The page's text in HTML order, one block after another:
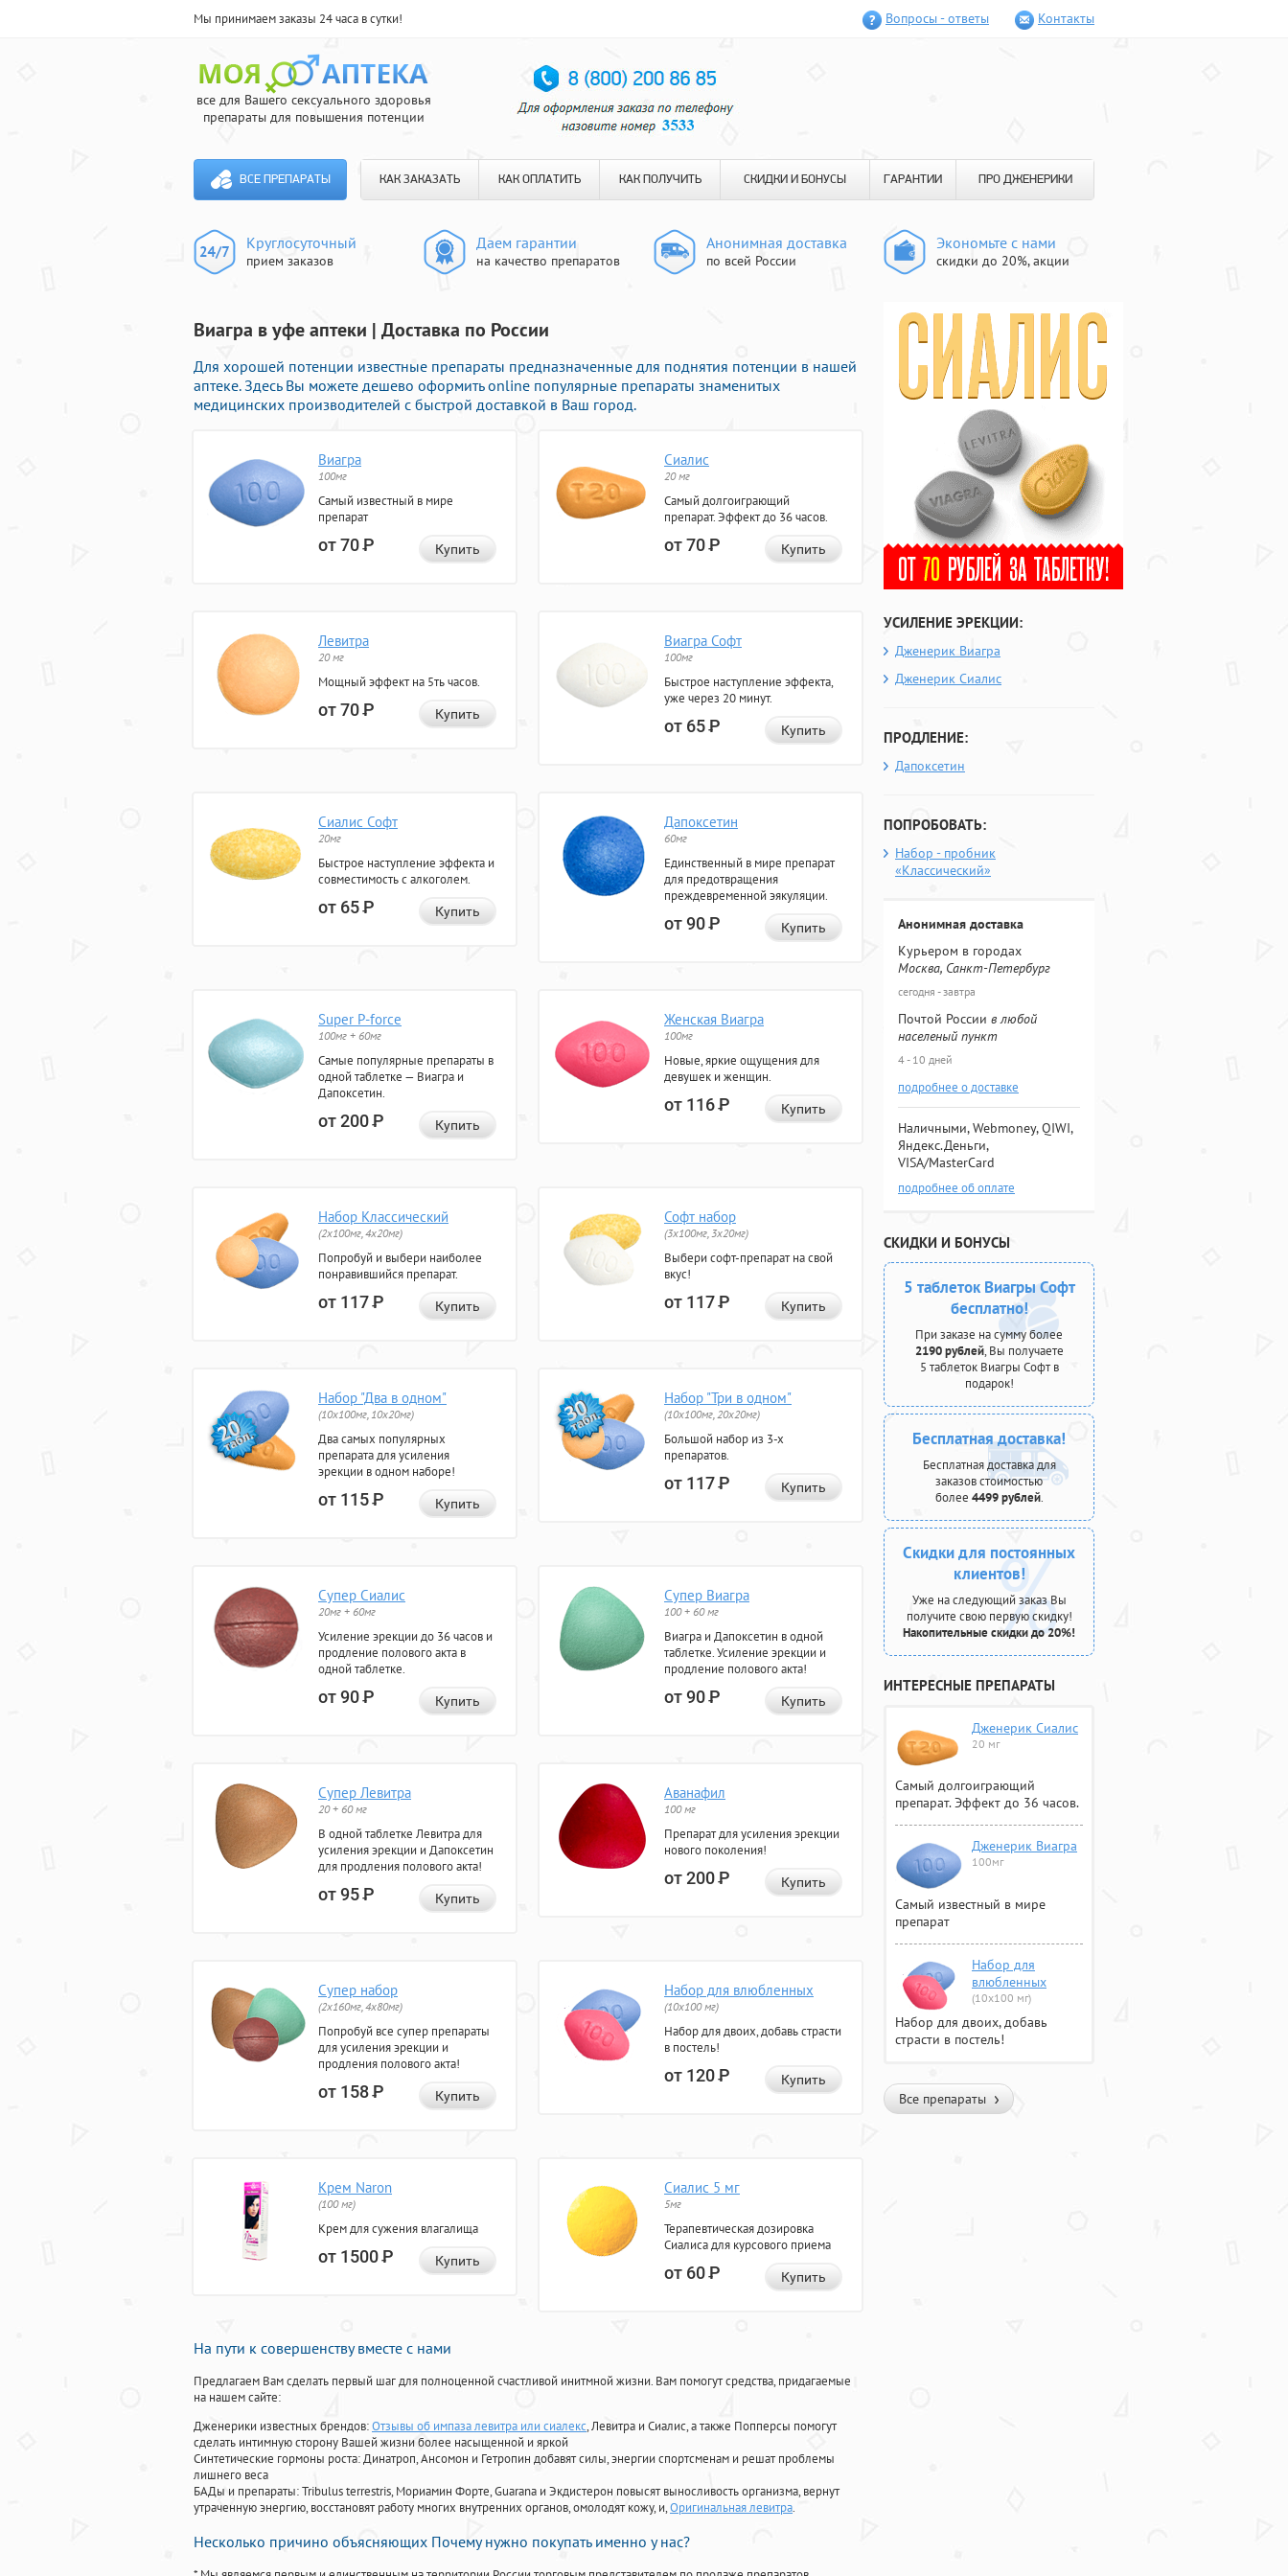
Мы принимаем заказы 24 часа в сутки! Вопросы - ответы Контакты
все для Вашего сексуального здоровья
препараты для повышения потенции
ВСЕ ПРЕПАРАТЫ КАК ЗАКАЗАТЬ КАК ОПЛАТИТЬ КАК ПОЛУЧИТЬ СКИДКИ И БОНУСЫ ГАРАНТИИ ПРО ДЖЕНЕРИКИ
Круглосуточный
прием заказов
Даем гарантии
на качество препаратов
Анонимная доставка
по всей России
Экономьте с нами
скидки до 20%, акции
Виагра в уфе аптеки | Доставка по России
Для хорошей потенции известные препараты предназначенные для поднятия потенции в нашей
аптеке. Здесь Вы можете дешево оформить online популярные препараты знаменитых
медицинских производителей с быстрой доставкой в Ваш город.
Виагра
100мг
Самый известный в мире
препарат
от 70Р Купить
Сиалис
20 мг
Самый долгоиграющий
препарат. Эффект до 36 часов.
от 70Р Купить
Левитра
20 мг
Мощный эффект на 5ть часов.
от 70Р Купить
Виагра Софт
100мг
Быстрое наступление эффекта,
уже через 20 минут.
от 65Р Купить
Сиалис Софт
20мг
Быстрое наступление эффекта и
совместимость с алкоголем.
от 65Р Купить
Дапоксетин
60мг
Единственный в мире препарат
для предотвращения
преждевременной эякуляции.
от 90Р Купить
Super P-force
100мг + 60мг
Самые популярные препараты в
одной таблетке — Виагра и
Дапоксетин.
от 200Р Купить
Женская Виагра
100мг
Новые, яркие ощущения для
девушек и женщин.
от 116Р Купить
Набор Классический
(2x100мг, 4x20мг)
Попробуй и выбери наиболее
понравившийся препарат.
от 117Р Купить
Софт набор
(3x100мг, 3x20мг)
Выбери софт-препарат на свой
вкус!
от 117Р Купить
Набор "Два в одном"
(10x100мг, 10x20мг)
Два самых популярных
препарата для усиления
эрекции в одном наборе!
от 115Р Купить
Набор "Три в одном"
(10x100мг, 20x20мг)
Большой набор из 3-х
препаратов.
от 117Р Купить
Супер Сиалис
20мг + 60мг
Усиление эрекции до 36 часов и
продление полового акта в
одной таблетке.
от 90Р Купить
Супер Виагра
100 + 60 мг
Виагра и Дапоксетин в одной
таблетке. Усиление эрекции и
продление полового акта!
от 90Р Купить
Супер Левитра
20 + 60 мг
В одной таблетке Левитра для
усиления эрекции и Дапоксетин
для продления полового акта!
от 95Р Купить
Аванафил
100 мг
Препарат для усиления эрекции
нового поколения!
от 200Р Купить
Супер набор
(2х160мг, 4х80мг)
Попробуй все супер препараты
для усиления эрекции и
продления полового акта!
от 158Р Купить
Набор для влюбленных
(10х100 мг)
Набор для двоих, добавь страсти
в постель!
от 120Р Купить
Крем Naron
(100 мг)
Крем для сужения влагалища
от 1500Р Купить
Сиалис 5 мг
5мг
Терапевтическая дозировка
Сиалиса для курсового приема
от 60Р Купить
На пути к совершенству вместе с нами
Предлагаем Вам сделать первый шаг для полноценной счастливой инитмной жизни. Вам помогут средства, придагаемые
на нашем сайте:
Дженерики известных брендов:Отзывы об импаза левитра или сиалекс, Левитра и Сиалис, а также Попперсы помогут
сделать интимную сторону Вашей жизни более насыщенной и яркой
Синтетические гормоны роста: Динатроп, Ансомон и Гетропин добавят силы, энергии спортсменам и решат проблемы
лишнего веса
БАДы и препараты:Tribulus terrestris, Мориамин Форте, Guarana и Экдистерон повысят выносливость организма, вернут
утраченную энергию, восстановят работу многих внутренних органов, омолодят кожу, и,Оригинальная левитра.
Несколько причино объясняющих Почему нужно покупать именно у нас?
УСИЛЕНИЕ ЭРЕКЦИИ:
Дженерик Виагра
Дженерик Сиалис
ПРОДЛЕНИЕ:
Дапоксетин
ПОПРОБОВАТЬ:
Набор - пробник
«Классический»
Анонимная доставка
Курьером в городах
Москва, Санкт-Петербург
сегодня - завтра
Почтой России в любой
населеный пункт
4 - 10 дней
подробнее о доставке
Наличными, Webmoney, QIWI,
Яндекс.Деньги,
VISA/MasterCard
подробнее об оплате
СКИДКИ И БОНУСЫ
5 таблеток Виагры Софт
бесплатно!
При заказе на сумму более
2190 рублей, Вы получаете
5 таблеток Виагры Софт в
подарок!
Бесплатная доставка!
Бесплатная доставка для
заказов стоимостью
более 4499 рублей.
Скидки для постоянных
клиентов!
Уже на следующий заказ Вы
получите свою первую скидку!
Накопительные скидки до 20%!
ИНТЕРЕСНЫЕ ПРЕПАРАТЫ
Дженерик Сиалис
20 мг
Самый долгоиграющий
препарат. Эффект до 36 часов.
Дженерик Виагра
100мг
Самый известный в мире
препарат
Набор для
влюбленных
(10х100 мг)
Набор для двоих, добавь
страсти в постель!
Все препараты